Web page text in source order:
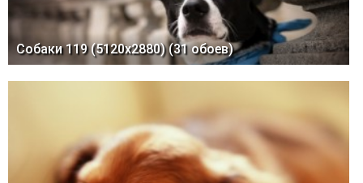
Собаки 119 (5120x2880) (31 обоев)